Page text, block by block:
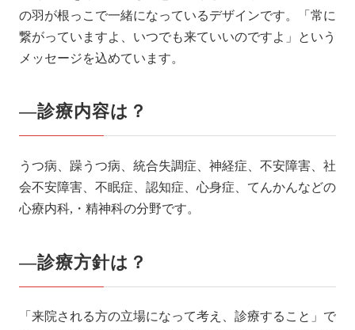
の羽が根っこで一緒になっているデザインです。「常に
繋がっていますよ、いつでも来ていいのですよ」という
メッセージを込めています。
―診療内容は？
うつ病、躁うつ病、統合失調症、神経症、不安障害、社
会不安障害、不眠症、認知症、心身症、てんかんなどの
心療内科,・精神科の分野です。
―診療方針は？
「来院される方の立場になって考え、診療すること」で